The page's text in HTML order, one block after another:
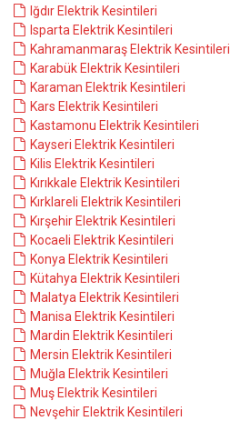
Iğdır Elektrik Kesintileri
Isparta Elektrik Kesintileri
Kahramanmaraş Elektrik Kesintileri
Karabük Elektrik Kesintileri
Karaman Elektrik Kesintileri
Kars Elektrik Kesintileri
Kastamonu Elektrik Kesintileri
Kayseri Elektrik Kesintileri
Kilis Elektrik Kesintileri
Kırıkkale Elektrik Kesintileri
Kırklareli Elektrik Kesintileri
Kırşehir Elektrik Kesintileri
Kocaeli Elektrik Kesintileri
Konya Elektrik Kesintileri
Kütahya Elektrik Kesintileri
Malatya Elektrik Kesintileri
Manisa Elektrik Kesintileri
Mardin Elektrik Kesintileri
Mersin Elektrik Kesintileri
Muğla Elektrik Kesintileri
Muş Elektrik Kesintileri
Nevşehir Elektrik Kesintileri